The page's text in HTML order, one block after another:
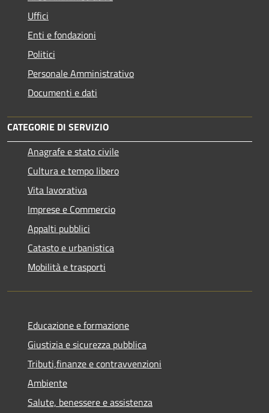
Uffici
Enti e fondazioni
Politici
Personale Amministrativo
Documenti e dati
CATEGORIE DI SERVIZIO
Anagrafe e stato civile
Cultura e tempo libero
Vita lavorativa
Imprese e Commercio
Appalti pubblici
Catasto e urbanistica
Mobilità e trasporti
Educazione e formazione
Giustizia e sicurezza pubblica
Tributi,finanze e contravvenzioni
Ambiente
Salute, benessere e assistenza